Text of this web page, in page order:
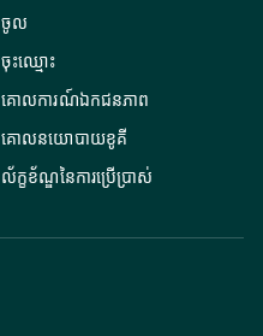
ចូល
ចុះឈ្មោះ
គោលការណ៍ឯកជនភាព
គោលនយោបាយខូគី
ល័ក្ខខ័ណ្ឌនៃការប្រើប្រាស់